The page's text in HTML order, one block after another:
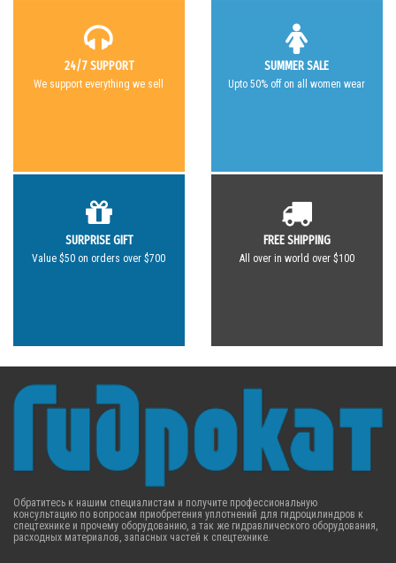
24/7 SUPPORT
We support everything we sell
SUMMER SALE
Upto 50% off on all women wear
SURPRISE GIFT
Value $50 on orders over $700
FREE SHIPPING
All over in world over $100
Обратитесь к нашим специалистам и получите профессиональную
консультацию по вопросам приобретения уплотнений для гидроцилиндров к
спецтехнике и прочему оборудованию, а так же гидравлического оборудования,
расходных материалов, запасных частей к спецтехнике.